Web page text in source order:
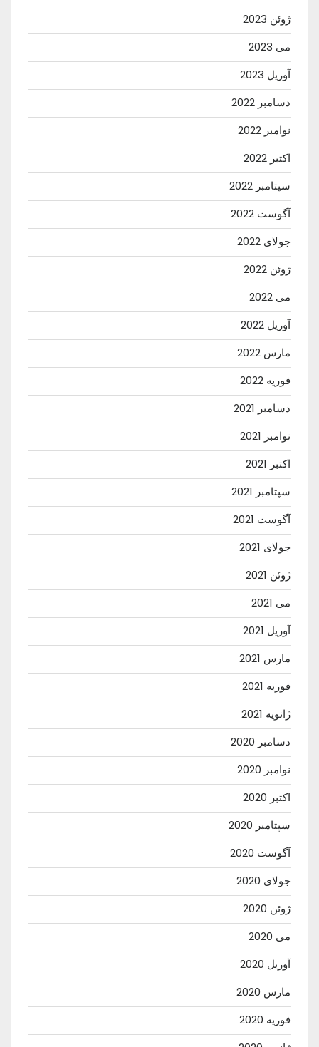
ژوئن 2023
می 2023
آوریل 2023
دسامبر 2022
نوامبر 2022
اکتبر 2022
سپتامبر 2022
آگوست 2022
جولای 2022
ژوئن 2022
می 2022
آوریل 2022
مارس 2022
فوریه 2022
دسامبر 2021
نوامبر 2021
اکتبر 2021
سپتامبر 2021
آگوست 2021
جولای 2021
ژوئن 2021
می 2021
آوریل 2021
مارس 2021
فوریه 2021
ژانویه 2021
دسامبر 2020
نوامبر 2020
اکتبر 2020
سپتامبر 2020
آگوست 2020
جولای 2020
ژوئن 2020
می 2020
آوریل 2020
مارس 2020
فوریه 2020